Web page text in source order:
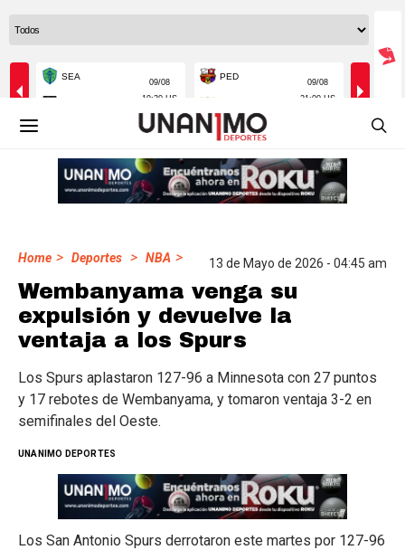
Home > Deportes > NBA > 13 de Mayo de 2026 - 04:45 am
Wembanyama venga su
expulsión y devuelve la
ventaja a los Spurs
Los Spurs aplastaron 127-96 a Minnesota con 27 puntos
y 17 rebotes de Wembanyama, y tomaron ventaja 3-2 en
semifinales del Oeste.
UNANIMO DEPORTES
Los San Antonio Spurs derrotaron este martes por 127-96